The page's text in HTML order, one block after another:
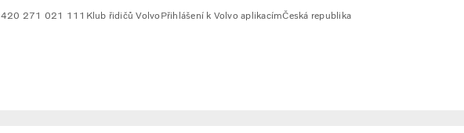
271 021 111 Klub řidičů VolvoPřihlášení k Volvo aplikacímČeská republika